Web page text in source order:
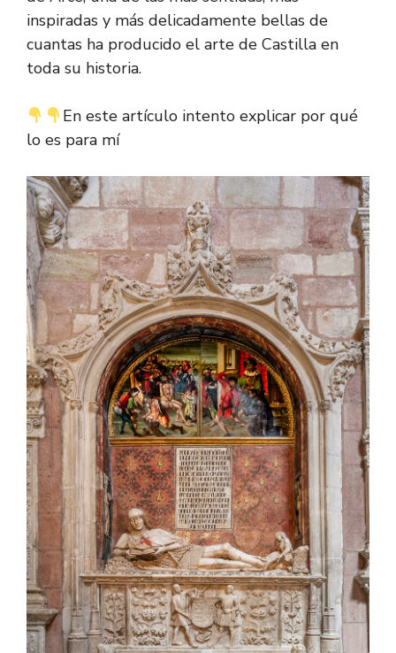
o
ok
a
m
A
p
a
m
y Li
n
ar
tir
inspiradas y más delicadamente bellas de
cuantas ha producido el arte de Castilla en
toda su historia.
En este artículo intento explicar por qué
lo es para mí